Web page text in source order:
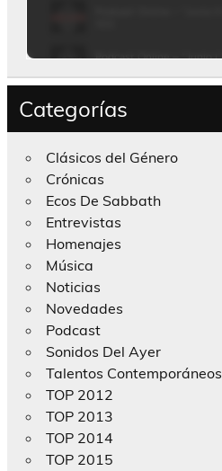
Categorías
Clásicos del Género
Crónicas
Ecos De Sabbath
Entrevistas
Homenajes
Música
Noticias
Novedades
Podcast
Sonidos Del Ayer
Talentos Contemporáneos
TOP 2012
TOP 2013
TOP 2014
TOP 2015